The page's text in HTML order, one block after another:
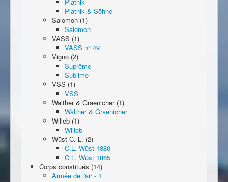
Piatnik & Söhne
Salomon (1)
Salomon
VASS (1)
VASS n° 49
Vigno (2)
Suprême
Sublime
VSS (1)
VSS
Walther & Graenicher (1)
Walther & Graenicher
Willeb (1)
Willeb
Wüst C. L. (2)
C.L. Wüst 1880
C.L. Wüst 1865
Corps constitués (14)
Armée de l'air - 1